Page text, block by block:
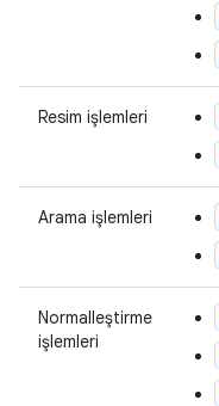
Resim işlemleri
Arama işlemleri
Normalleştirme
işlemleri